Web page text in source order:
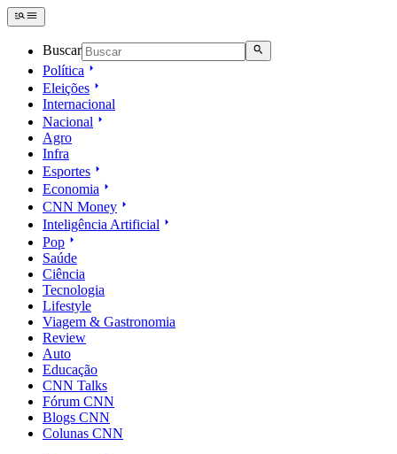
Buscar
Política
Eleições
Internacional
Nacional
Agro
Infra
Esportes
Economia
CNN Money
Inteligência Artificial
Pop
Saúde
Ciência
Tecnologia
Lifestyle
Viagem & Gastronomia
Review
Auto
Educação
CNN Talks
Fórum CNN
Blogs CNN
Colunas CNN